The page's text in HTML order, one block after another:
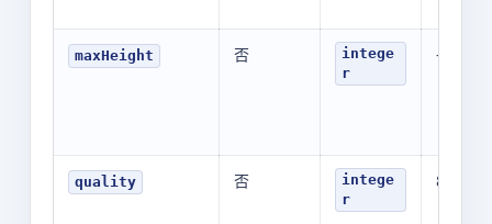
maxHeight 否
intege
r
-
quality 否
intege
r
85